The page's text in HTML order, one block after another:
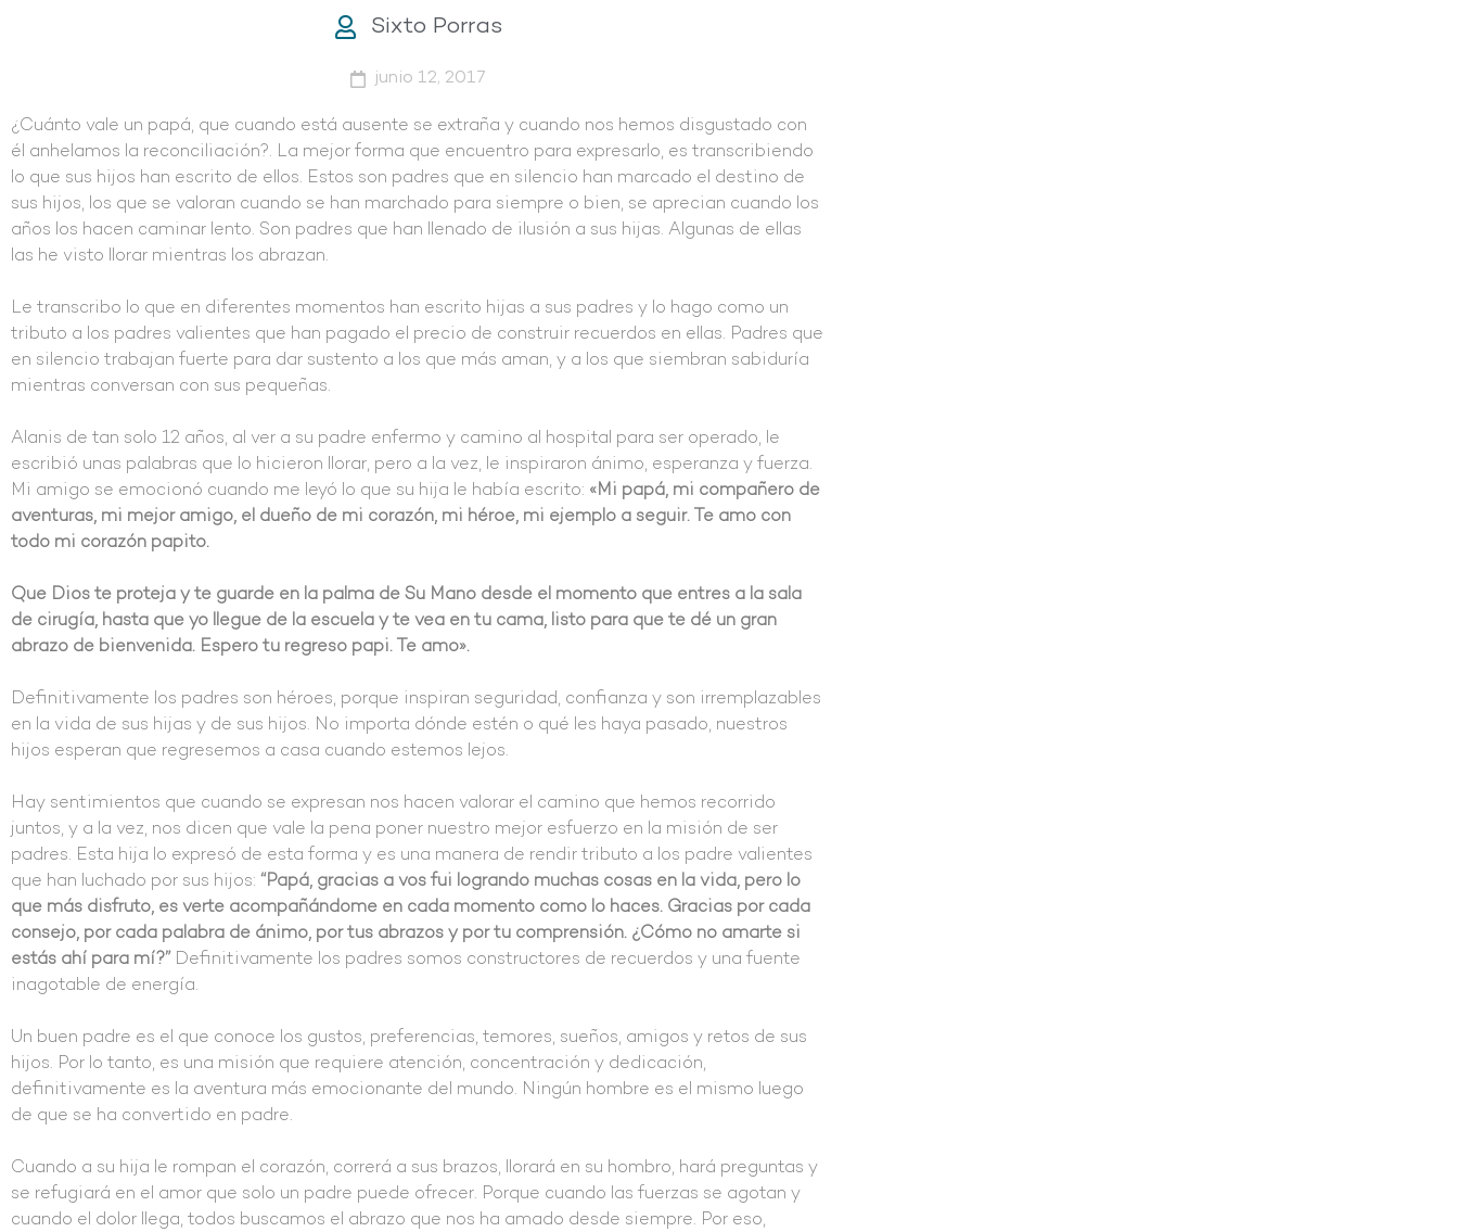
Sixto Porras
junio 12, 2017
¿Cuánto vale un papá, que cuando está ausente se extraña y cuando nos hemos disgustado con
él anhelamos la reconciliación?. La mejor forma que encuentro para expresarlo, es transcribiendo
lo que sus hijos han escrito de ellos. Estos son padres que en silencio han marcado el destino de
sus hijos, los que se valoran cuando se han marchado para siempre o bien, se aprecian cuando los
años los hacen caminar lento. Son padres que han llenado de ilusión a sus hijas. Algunas de ellas
las he visto llorar mientras los abrazan.
Le transcribo lo que en diferentes momentos han escrito hijas a sus padres y lo hago como un
tributo a los padres valientes que han pagado el precio de construir recuerdos en ellas. Padres que
en silencio trabajan fuerte para dar sustento a los que más aman, y a los que siembran sabiduría
mientras conversan con sus pequeñas.
Alanis de tan solo 12 años, al ver a su padre enfermo y camino al hospital para ser operado, le
escribió unas palabras que lo hicieron llorar, pero a la vez, le inspiraron ánimo, esperanza y fuerza.
Mi amigo se emocionó cuando me leyó lo que su hija le había escrito: «Mi papá, mi compañero de
aventuras, mi mejor amigo, el dueño de mi corazón, mi héroe, mi ejemplo a seguir. Te amo con
todo mi corazón papito.
Que Dios te proteja y te guarde en la palma de Su Mano desde el momento que entres a la sala
de cirugía, hasta que yo llegue de la escuela y te vea en tu cama, listo para que te dé un gran
abrazo de bienvenida. Espero tu regreso papi. Te amo».
Definitivamente los padres son héroes, porque inspiran seguridad, confianza y son irremplazables
en la vida de sus hijas y de sus hijos. No importa dónde estén o qué les haya pasado, nuestros
hijos esperan que regresemos a casa cuando estemos lejos.
Hay sentimientos que cuando se expresan nos hacen valorar el camino que hemos recorrido
juntos, y a la vez, nos dicen que vale la pena poner nuestro mejor esfuerzo en la misión de ser
padres. Esta hija lo expresó de esta forma y es una manera de rendir tributo a los padre valientes
que han luchado por sus hijos: “Papá, gracias a vos fui logrando muchas cosas en la vida, pero lo
que más disfruto, es verte acompañándome en cada momento como lo haces. Gracias por cada
consejo, por cada palabra de ánimo, por tus abrazos y por tu comprensión. ¿Cómo no amarte si
estás ahí para mí?” Definitivamente los padres somos constructores de recuerdos y una fuente
inagotable de energía.
Un buen padre es el que conoce los gustos, preferencias, temores, sueños, amigos y retos de sus
hijos. Por lo tanto, es una misión que requiere atención, concentración y dedicación,
definitivamente es la aventura más emocionante del mundo. Ningún hombre es el mismo luego
de que se ha convertido en padre.
Cuando a su hija le rompan el corazón, correrá a sus brazos, llorará en su hombro, hará preguntas y
se refugiará en el amor que solo un padre puede ofrecer. Porque cuando las fuerzas se agotan y
cuando el dolor llega, todos buscamos el abrazo que nos ha amado desde siempre. Por eso,